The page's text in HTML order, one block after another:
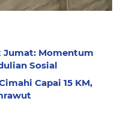
Jumat: Momentum
Sosial
Capai 15 KM,